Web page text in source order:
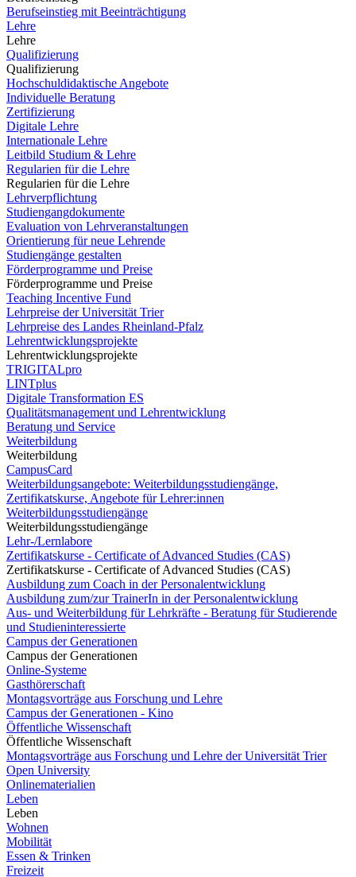
Berufseinstieg mit Beeinträchtigung
Lehre
Lehre
Qualifizierung
Qualifizierung
Hochschuldidaktische Angebote
Individuelle Beratung
Zertifizierung
Digitale Lehre
Internationale Lehre
Leitbild Studium & Lehre
Regularien für die Lehre
Regularien für die Lehre
Lehrverpflichtung
Studiengangdokumente
Evaluation von Lehrveranstaltungen
Orientierung für neue Lehrende
Studiengänge gestalten
Förderprogramme und Preise
Förderprogramme und Preise
Teaching Incentive Fund
Lehrpreise der Universität Trier
Lehrpreise des Landes Rheinland-Pfalz
Lehrentwicklungsprojekte
Lehrentwicklungsprojekte
TRIGITALpro
LINTplus
Digitale Transformation ES
Qualitätsmanagement und Lehrentwicklung
Beratung und Service
Weiterbildung
Weiterbildung
CampusCard
Weiterbildungsangebote: Weiterbildungsstudiengänge,
Zertifikatskurse, Angebote für Lehrer:innen
Weiterbildungsstudiengänge
Weiterbildungsstudiengänge
Lehr-/Lernlabore
Zertifikatskurse - Certificate of Advanced Studies (CAS)
Zertifikatskurse - Certificate of Advanced Studies (CAS)
Ausbildung zum Coach in der Personalentwicklung
Ausbildung zum/zur TrainerIn in der Personalentwicklung
Aus- und Weiterbildung für Lehrkräfte - Beratung für Studierende
und Studieninteressierte
Campus der Generationen
Campus der Generationen
Online-Systeme
Gasthörerschaft
Montagsvorträge aus Forschung und Lehre
Campus der Generationen - Kino
Öffentliche Wissenschaft
Öffentliche Wissenschaft
Montagsvorträge aus Forschung und Lehre der Universität Trier
Open University
Onlinematerialien
Leben
Leben
Wohnen
Mobilität
Essen & Trinken
Freizeit